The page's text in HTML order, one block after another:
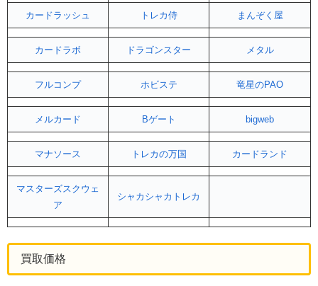
カードラッシュ トレカ侍 まんぞく屋
カードラボ ドラゴンスター メタル
フルコンプ ホビステ 竜星のPAO
メルカード Bゲート bigweb
マナソース トレカの万国 カードランド
マスターズスクウェ
ア
シャカシャカトレカ
買取価格